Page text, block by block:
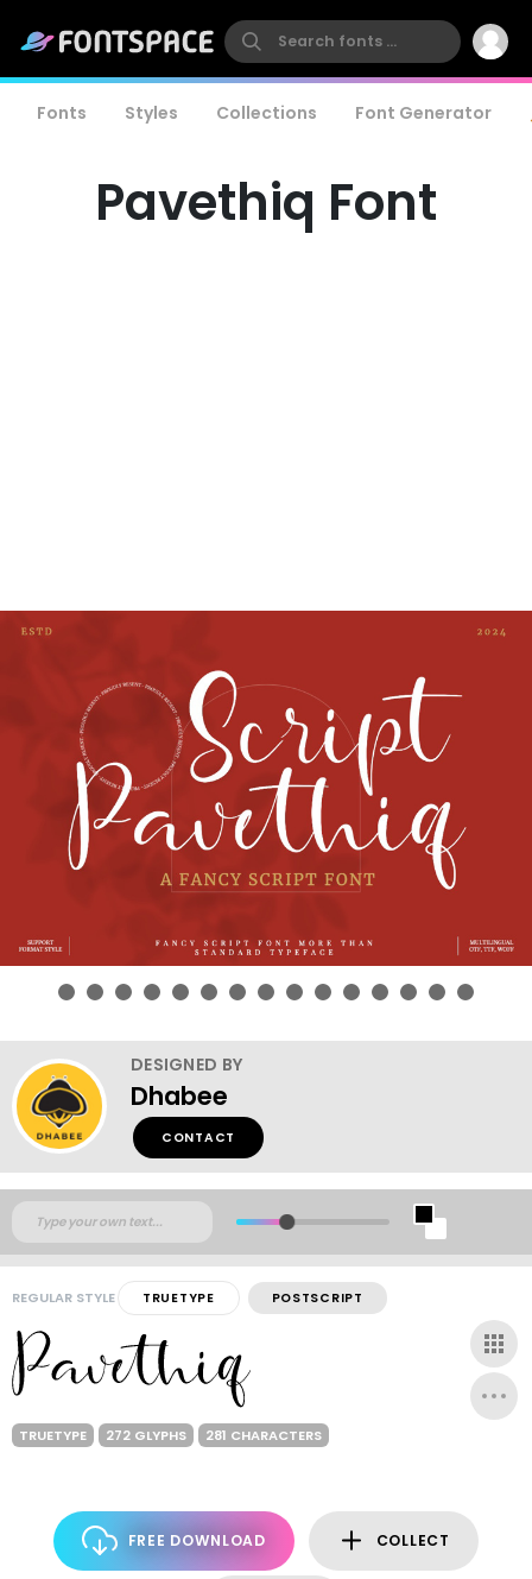
Fonts Styles Collections Font Generator
Pavethiq Font
DESIGNED BY
Dhabee
CONTACT
REGULAR STYLE TRUETYPE POSTSCRIPT
TRUETYPE 272 GLYPHS 281 CHARACTERS
FREE DOWNLOAD COLLECT